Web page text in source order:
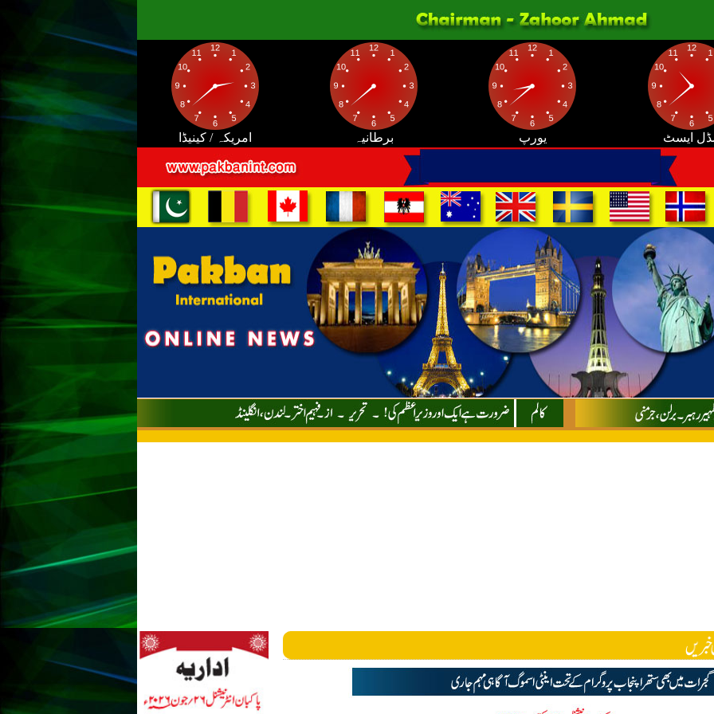
امریکہ / کینیڈا برطانیہ یورپ ایسٹ